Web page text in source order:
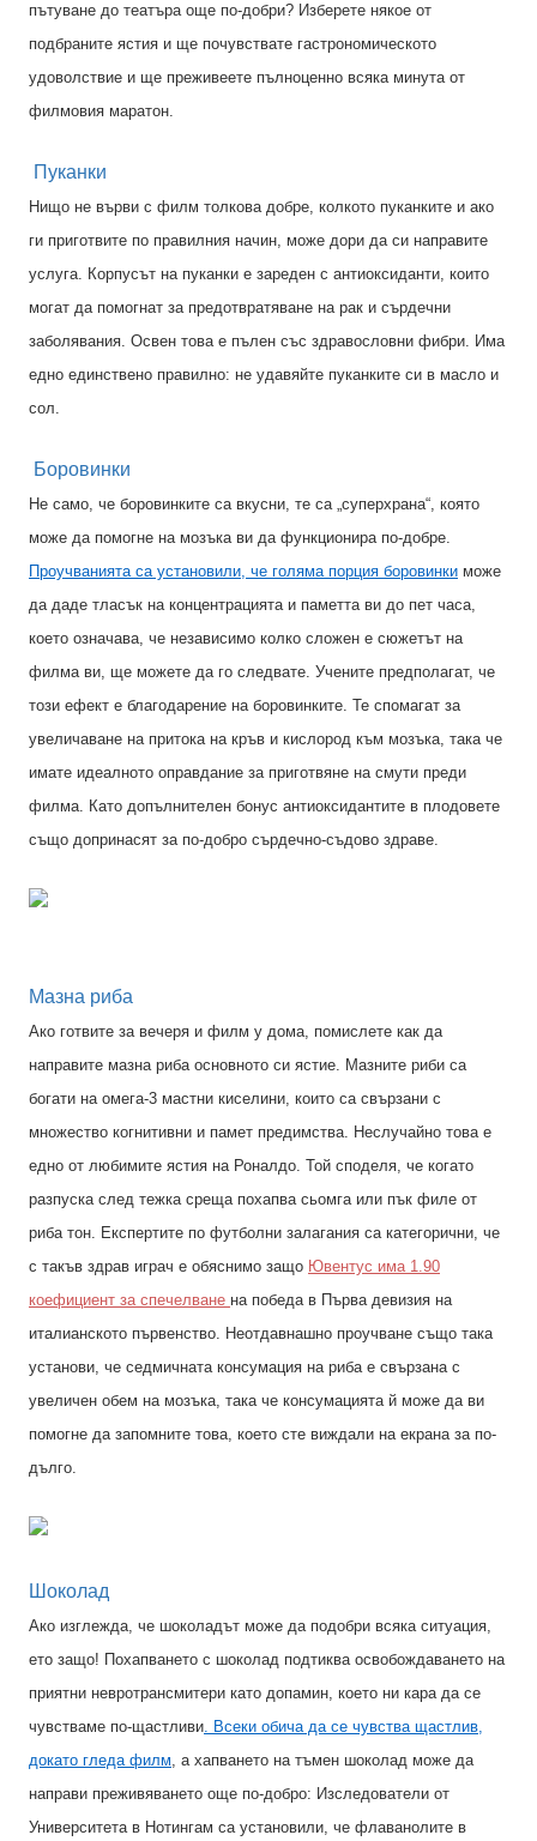
пътуване до театъра още по-добри? Изберете някое от
подбраните ястия и ще почувствате гастрономическото
удоволствие и ще преживеете пълноценно всяка минута от
филмовия маратон.
Пуканки
Нищо не върви с филм толкова добре, колкото пуканките и ако
ги приготвите по правилния начин, може дори да си направите
услуга. Корпусът на пуканки е зареден с антиоксиданти, които
могат да помогнат за предотвратяване на рак и сърдечни
заболявания. Освен това е пълен със здравословни фибри. Има
едно единствено правилно: не удавяйте пуканките си в масло и
сол.
Боровинки
Не само, че боровинките са вкусни, те са „суперхрана“, която
може да помогне на мозъка ви да функционира по-добре.
Проучванията са установили, че голяма порция боровинки може
да даде тласък на концентрацията и паметта ви до пет часа,
което означава, че независимо колко сложен е сюжетът на
филма ви, ще можете да го следвате. Учените предполагат, че
този ефект е благодарение на боровинките. Те спомагат за
увеличаване на притока на кръв и кислород към мозъка, така че
имате идеалното оправдание за приготвяне на смути преди
филма. Като допълнителен бонус антиоксидантите в плодовете
също допринасят за по-добро сърдечно-съдово здраве.
Мазна риба
Ако готвите за вечеря и филм у дома, помислете как да
направите мазна риба основното си ястие. Мазните риби са
богати на омега-3 мастни киселини, които са свързани с
множество когнитивни и памет предимства. Неслучайно това е
едно от любимите ястия на Роналдо. Той споделя, че когато
разпуска след тежка среща похапва сьомга или пък филе от
риба тон. Експертите по футболни залагания са категорични, че
с такъв здрав играч е обяснимо защо Ювентус има 1.90
коефициент за спечелване на победа в Първа девизия на
италианското първенство. Неотдавнашно проучване също така
установи, че седмичната консумация на риба е свързана с
увеличен обем на мозъка, така че консумацията й може да ви
помогне да запомните това, което сте виждали на екрана за по-
дълго.
Шоколад
Ако изглежда, че шоколадът може да подобри всяка ситуация,
ето защо! Похапването с шоколад подтиква освобождаването на
приятни невротрансмитери като допамин, което ни кара да се
чувстваме по-щастливи. Всеки обича да се чувства щастлив,
докато гледа филм, а хапването на тъмен шоколад може да
направи преживяването още по-добро: Изследователи от
Университета в Нотингам са установили, че флаванолите в